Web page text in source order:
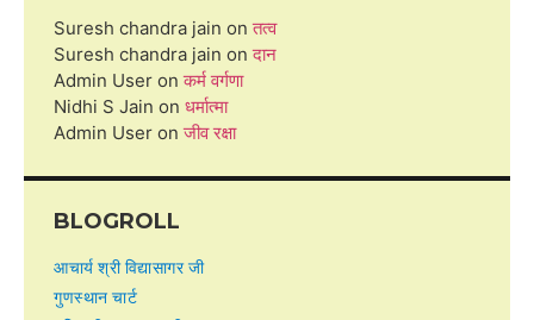
Suresh chandra jain onतत्व
Suresh chandra jain onदान
Admin User onकर्म वर्गणा
Nidhi S Jain on धर्मात्मा
Admin User onजीव रक्षा
BLOGROLL
आचार्य श्री विद्यासागर जी
गुणस्थान चार्ट